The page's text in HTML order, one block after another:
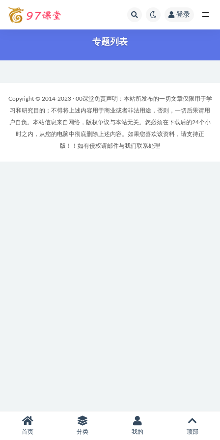
登录
专题列表
Copyright © 2014-2023 · 00课堂免责声明：本站所发布的一切文章仅限用于学
习和研究目的；不得将上述内容用于商业或者非法用途，否则，一切后果请用
户自负。本站信息来自网络，版权争议与本站无关。您必须在下载后的24个小
时之内，从您的电脑中彻底删除上述内容。如果您喜欢该资料，请支持正
版！！如有侵权请邮件与我们联系处理
首页 分类 我的 顶部